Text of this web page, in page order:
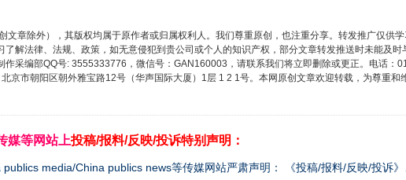
文章除外），其版权均属于原作者或归属权利人。我们尊重原创，也注重分享。转发推广仅供
解法律、法规、政策，如无意侵犯到贵公司或个人的知识产权，部分文章转发推送时未能及时
采编部QQ号: 3555333776，微信号：GAN160003，请联系我们将立即删除或更正。电话：
京市朝阳区朝外雅宝路12号（华声国际大厦）1层 1 2 1号。本网原创文章欢迎转载，为尊重和
媒等网站上投稿/报料/反映/投诉特别声明：
media/China publics news等传媒网站严肃声明： 《投稿/报料/反映/投诉》